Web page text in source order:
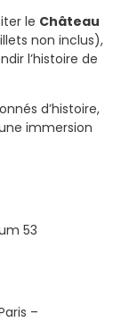
le Château
non inclus),
l’histoire de
d’histoire,
immersion
53
–